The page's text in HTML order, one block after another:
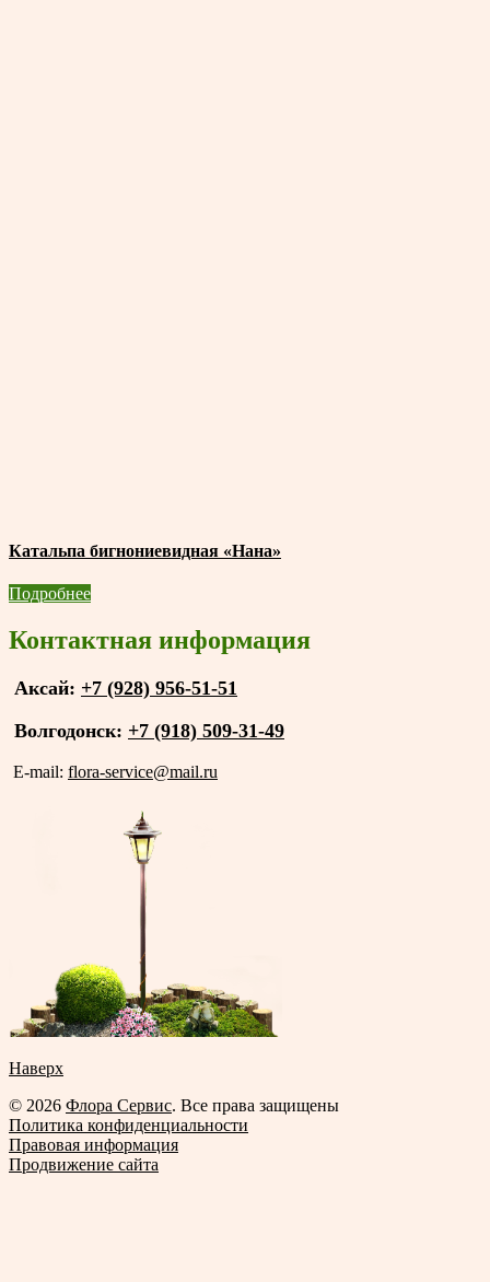
Катальпа бигнониевидная «Нана»
Подробнее
Контактная информация
Аксай: +7 (928) 956-51-51
Волгодонск: +7 (918) 509-31-49
E-mail: flora-service@mail.ru
Наверх
© 2026 Флора Сервис. Все права защищены
Политика конфиденциальности
Правовая информация
Продвижение сайта